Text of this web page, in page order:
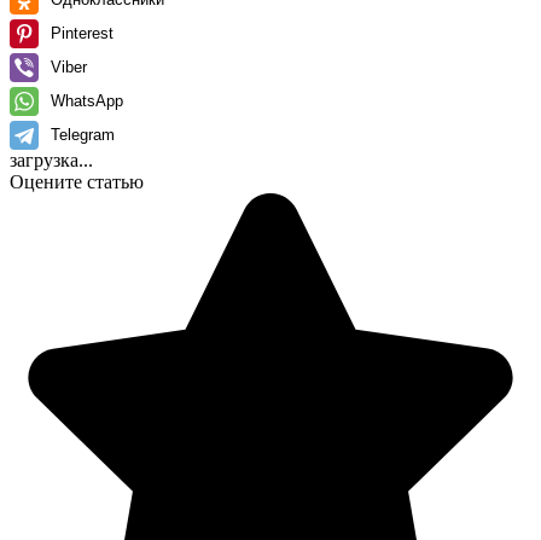
Pinterest
Viber
WhatsApp
Telegram
загрузка...
Оцените статью